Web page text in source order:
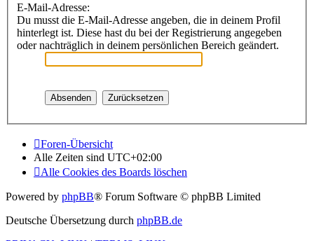
E-Mail-Adresse:
Du musst die E-Mail-Adresse angeben, die in deinem Profil
hinterlegt ist. Diese hast du bei der Registrierung angegeben
oder nachträglich in deinem persönlichen Bereich geändert.
Foren-Übersicht
Alle Zeiten sind UTC+02:00
Alle Cookies des Boards löschen
Powered by phpBB® Forum Software © phpBB Limited
Deutsche Übersetzung durch phpBB.de